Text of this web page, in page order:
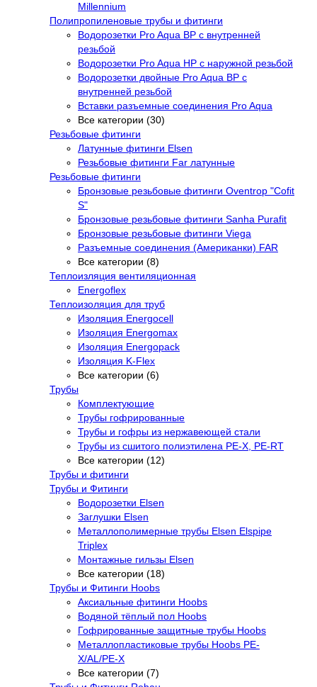
Millennium
Полипропиленовые трубы и фитинги
Водорозетки Pro Aqua ВР с внутренней
резьбой
Водорозетки Pro Aqua НР с наружной резьбой
Водорозетки двойные Pro Aqua ВР с
внутренней резьбой
Вставки разъемные соединения Pro Aqua
Все категории (30)
Резьбовые фитинги
Латунные фитинги Elsen
Резьбовые фитинги Far латунные
Резьбовые фитинги
Бронзовые резьбовые фитинги Oventrop "Cofit
S"
Бронзовые резьбовые фитинги Sanha Purafit
Бронзовые резьбовые фитинги Viega
Разъемные соединения (Американки) FAR
Все категории (8)
Теплоизляция вентиляционная
Energoflex
Теплоизоляция для труб
Изоляция Energocell
Изоляция Energomax
Изоляция Energopack
Изоляция K-Flex
Все категории (6)
Трубы
Комплектующие
Трубы гофрированные
Трубы и гофры из нержавеющей стали
Трубы из сшитого полиэтилена PE-X, PE-RT
Все категории (12)
Трубы и фитинги
Трубы и Фитинги
Водорозетки Elsen
Заглушки Elsen
Металлополимерные трубы Elsen Elspipe
Triplex
Монтажные гильзы Elsen
Все категории (18)
Трубы и Фитинги Hoobs
Аксиальные фитинги Hoobs
Водяной тёплый пол Hoobs
Гофрированные защитные трубы Hoobs
Металлопластиковые трубы Hoobs PE-
X/AL/PE-X
Все категории (7)